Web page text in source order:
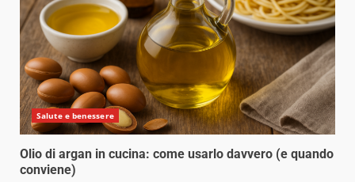
Salute e benessere
Olio di argan in cucina: come usarlo davvero (e quando
conviene)